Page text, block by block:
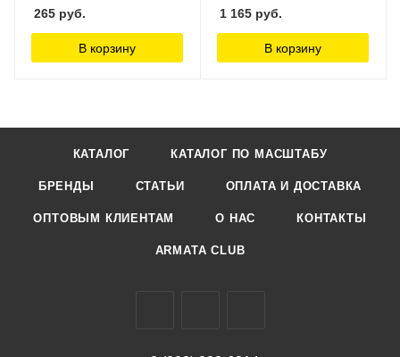
265 руб.
В корзину
1 165 руб.
В корзину
КАТАЛОГ КАТАЛОГ ПО МАСШТАБУ
БРЕНДЫ СТАТЬИ ОПЛАТА И ДОСТАВКА
ОПТОВЫМ КЛИЕНТАМ О НАС КОНТАКТЫ
ARMATA CLUB